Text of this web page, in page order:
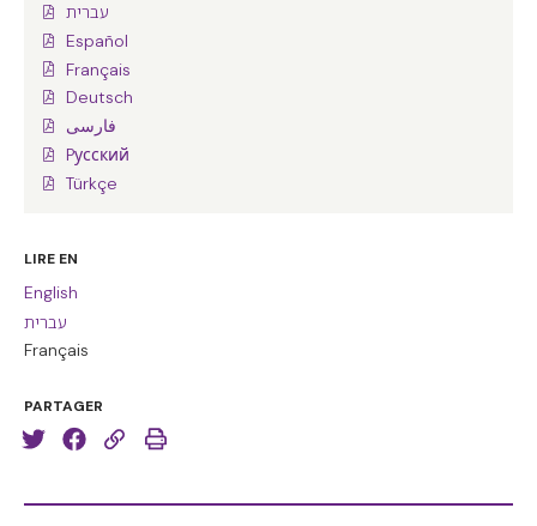
עברית
Español
Français
Deutsch
فارسی
Pусский
Türkçe
LIRE EN
English
עברית
Français
PARTAGER